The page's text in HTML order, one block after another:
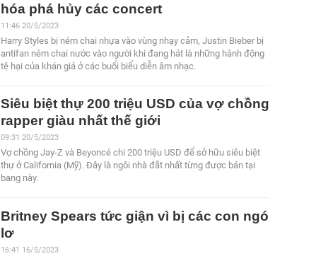
hóa phá hủy các concert
11:46 20/5/2023
Harry Styles bị ném chai nhựa vào vùng nhạy cảm, Justin Bieber bị
antifan ném chai nước vào người khi đang hát là những hành động
tệ hại của khán giả ở các buổi biểu diễn âm nhạc.
Siêu biệt thự 200 triệu USD của vợ chồng
rapper giàu nhất thế giới
09:31 20/5/2023
Vợ chồng Jay-Z và Beyoncé chi 200 triệu USD để sở hữu siêu biệt
thự ở California (Mỹ). Đây là ngôi nhà đắt nhất từng được bán tại
bang này.
Britney Spears tức giận vì bị các con ngó
lơ
16:41 16/5/2023